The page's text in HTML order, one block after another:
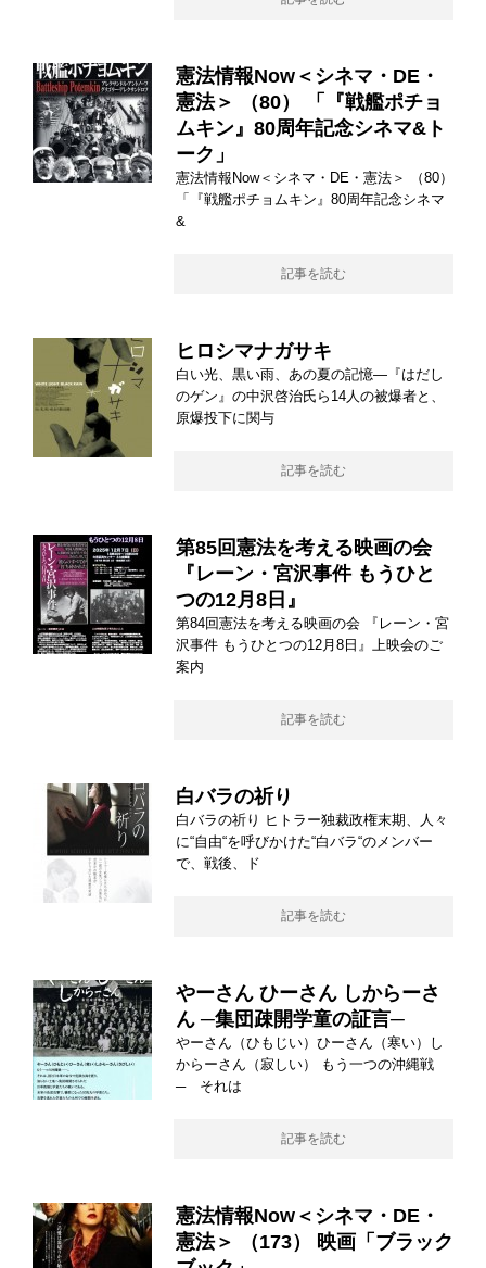
憲法情報Now＜シネマ・DE・
憲法＞ （80） 「『戦艦ポチョ
ムキン』80周年記念シネマ&ト
ーク」
憲法情報Now＜シネマ・DE・憲法＞ （80）
「『戦艦ポチョムキン』80周年記念シネマ
&
記事を読む
ヒロシマナガサキ
白い光、黒い雨、あの夏の記憶―『はだし
のゲン』の中沢啓治氏ら14人の被爆者と、
原爆投下に関与
記事を読む
第85回憲法を考える映画の会
『レーン・宮沢事件 もうひと
つの12月8日』
第84回憲法を考える映画の会 『レーン・宮
沢事件 もうひとつの12月8日』上映会のご
案内
記事を読む
白バラの祈り
白バラの祈り ヒトラー独裁政権末期、人々
に“自由“を呼びかけた“白バラ“のメンバー
で、戦後、ド
記事を読む
やーさん ひーさん しからーさ
ん ─集団疎開学童の証言─
やーさん（ひもじい）ひーさん（寒い）し
からーさん（寂しい） もう一つの沖縄戦
─ それは
記事を読む
憲法情報Now＜シネマ・DE・
憲法＞ （173） 映画「ブラック